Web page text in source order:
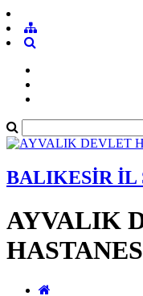
BALIKESİR İL
AYVALIK